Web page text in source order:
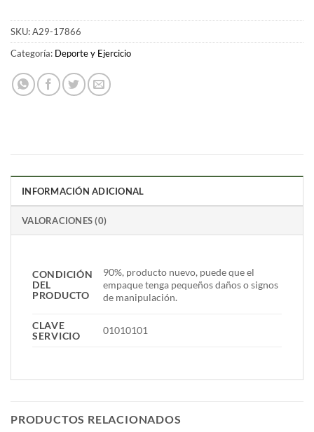
SKU:A29-17866
Categoría: Deporte y Ejercicio
INFORMACIÓN ADICIONAL
VALORACIONES (0)
CONDICIÓN
DEL
PRODUCTO
90%, producto nuevo, puede que el
empaque tenga pequeños daños o signos
de manipulación.
CLAVE
SERVICIO
01010101
PRODUCTOS RELACIONADOS